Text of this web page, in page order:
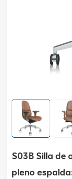
S03B Silla de
pleno